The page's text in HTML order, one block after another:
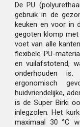
De PU
gebruik in de
keuken en voor in
gegoten klomp
voet van alle
flexibele PU-
en vuilafstotend,
onderhouden
ergonomisch
huidvriendelijke,
is de Super Birki
inlegzolen. Het
maximaal 30 °C